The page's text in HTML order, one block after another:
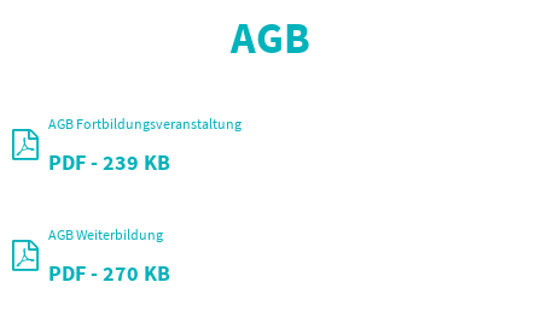
AGB
AGB Fortbildungsveranstaltung
PDF- 239 KB
AGB Weiterbildung
PDF- 270 KB